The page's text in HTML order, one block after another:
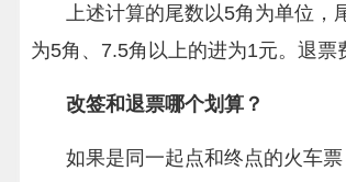
上述计算的尾数以5角为单位，
为5角、7.5角以上的进为1元。退票
改签和退票哪个划算？
如果是同一起点和终点的火车票